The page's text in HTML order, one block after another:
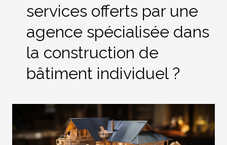
services offerts par une
agence spécialisée dans
la construction de
bâtiment individuel ?